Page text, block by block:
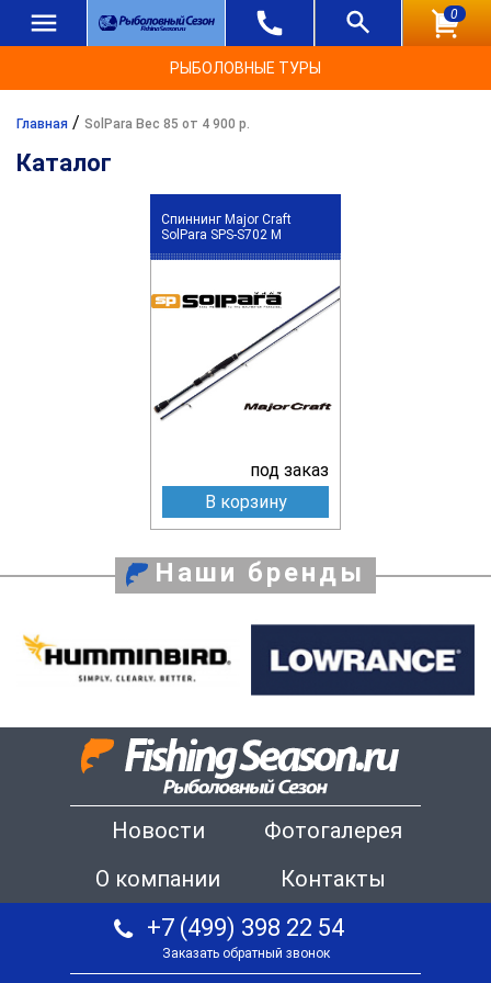
0
РЫБОЛОВНЫЕ ТУРЫ
Главная / SolPara Вес 85 от 4 900 р.
Каталог
Спиннинг Major Craft
SolPara SPS-S702 M
под заказ
В корзину
Наши бренды
Новости
Фотогалерея
О компании
Контакты
+7 (499) 398 22 54
Заказать обратный звонок